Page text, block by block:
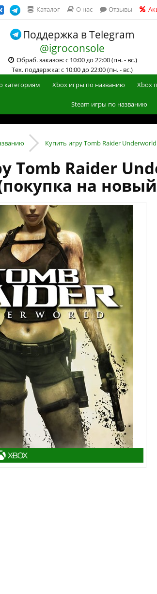
Каталог О нас Отзывы
Поддержка в Telegram
@igroconsole
Обраб. заказов: с 10:00 до 22:00 (пн. - вс.)
Тех. поддержка: с 10:00 до 22:00 (пн. - вс.)
категориям Xbox игры по названию Xbox
Steam игры по названию
Купить игру Tomb Raider
Tomb Raider
на